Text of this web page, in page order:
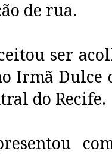
de rua.
ser
Irmã Dulce
do Recife.